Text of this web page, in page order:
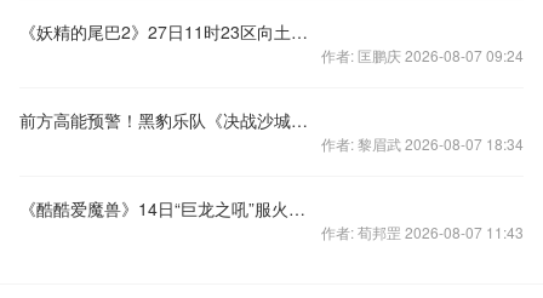
《妖精的尾巴2》27日11时23区向土豪进军
作者: 匡鹏庆 2026-08-07 09:24
前方高能预警！黑豹乐队《决战沙城》主题曲MV震撼发布
作者: 黎眉武 2026-08-07 18:34
《酷酷爱魔兽》14日“巨龙之吼”服火爆开启
作者: 荀邦罡 2026-08-07 11:43